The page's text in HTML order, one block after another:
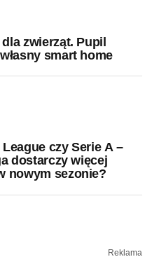
dla zwierząt. Pupil
smart home
czy Serie A –
dostarczy więcej
nowym sezonie?
Reklama